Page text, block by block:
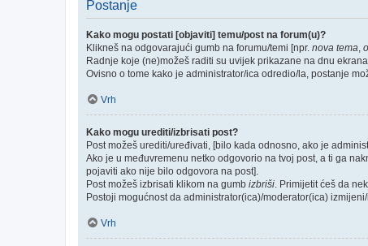
Postanje
Kako mogu postati [objaviti] temu/post na forum(u)?
Klikneš na odgovarajući gumb na forumu/temi [npr. nova tema
Radnje koje (ne)možeš raditi su uvijek prikazane na dnu
Ovisno o tome kako je administrator/ica odredio/la, postanje
Vrh
Kako mogu urediti/izbrisati post?
Post možeš urediti/uređivati, [bilo kada odnosno, ako je
Ako je u međuvremenu netko odgovorio na tvoj post, a ti ga
pojaviti ako nije bilo odgovora na post].
Post možeš izbrisati klikom na gumb izbriši . Primijetit ćeš da
Postoji mogućnost da administrator(ica)/moderator(ica)
Vrh